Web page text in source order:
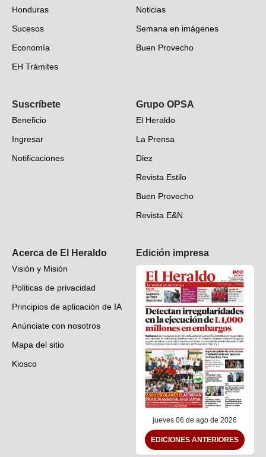
Honduras
Sucesos
Economía
EH Trámites
EH Verifica
Fotogalerías
Deportes
Videos
Noticias
Semana en imágenes
Buen Provecho
Suscríbete
Beneficio
Ingresar
Notificaciones
Grupo OPSA
El Heraldo
La Prensa
Diez
Revista Estilo
Buen Provecho
Revista E&N
Acerca de El Heraldo
Visión y Misión
Politicas de privacidad
Principios de aplicación de IA
Anúnciate con nosotros
Mapa del sitio
Kiosco
Edición impresa
jueves 06 de ago de 2026
EDICIONES ANTERIORES